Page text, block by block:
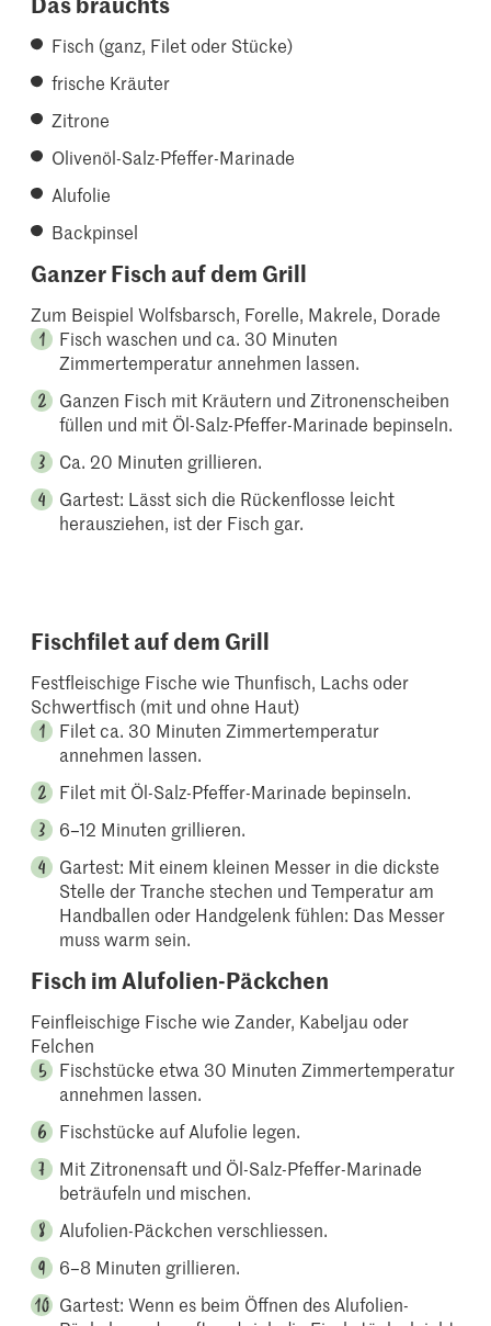
Fisch (ganz, Filet oder Stücke)
frische Kräuter
Zitrone
Olivenöl-Salz-Pfeffer-Marinade
Alufolie
Backpinsel
Ganzer Fisch auf dem Grill
Zum Beispiel Wolfsbarsch, Forelle, Makrele, Dorade
Fisch waschen und ca. 30 Minuten
Zimmertemperatur annehmen lassen.
Ganzen Fisch mit Kräutern und Zitronenscheiben
füllen und mit Öl-Salz-Pfeffer-Marinade bepinseln.
Ca. 20 Minuten grillieren.
Gartest: Lässt sich die Rückenflosse leicht
herausziehen, ist der Fisch gar.
Fischfilet auf dem Grill
Festfleischige Fische wie Thunfisch, Lachs oder
Schwertfisch (mit und ohne Haut)
Filet ca. 30 Minuten Zimmertemperatur
annehmen lassen.
Filet mit Öl-Salz-Pfeffer-Marinade bepinseln.
6–12 Minuten grillieren.
Gartest: Mit einem kleinen Messer in die dickste
Stelle der Tranche stechen und Temperatur am
Handballen oder Handgelenk fühlen: Das Messer
muss warm sein.
Fisch im Alufolien-Päckchen
Feinfleischige Fische wie Zander, Kabeljau oder
Felchen
Fischstücke etwa 30 Minuten Zimmertemperatur
annehmen lassen.
Fischstücke auf Alufolie legen.
Mit Zitronensaft und Öl-Salz-Pfeffer-Marinade
beträufeln und mischen.
Alufolien-Päckchen verschliessen.
6–8 Minuten grillieren.
Gartest: Wenn es beim Öffnen des Alufolien-